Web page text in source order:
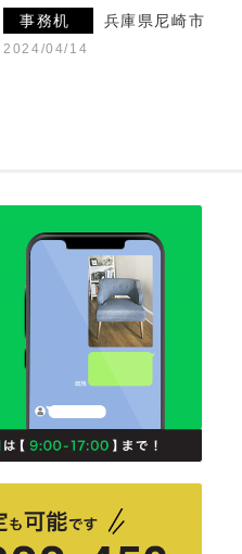
事務机 兵庫県尼崎市
2024/04/14